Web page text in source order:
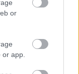
or
or app.
családi